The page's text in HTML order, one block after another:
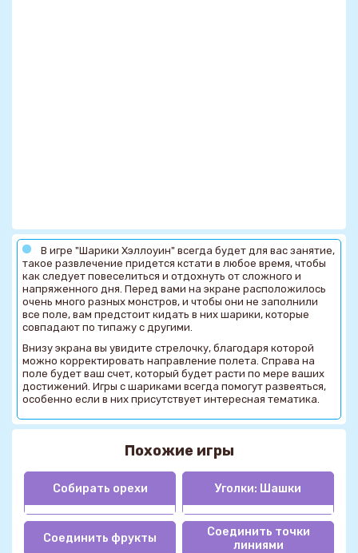
В игре "Шарики Хэллоуин" всегда будет для вас занятие,
такое развлечение придется кстати в любое время, чтобы
как следует повеселиться и отдохнуть от сложного и
напряженного дня. Перед вами на экране расположилось
очень много разных монстров, и чтобы они не заполнили
все поле, вам предстоит кидать в них шарики, которые
совпадают по типажу с другими.
Внизу экрана вы увидите стрелочку, благодаря которой
можно корректировать направление полета. Справа на
поле будет ваш счет, который будет расти по мере ваших
достижений. Игры с шариками всегда помогут развеяться,
особенно если в них присутствует интересная тематика.
Похожие игры
Собирать орехи Уголки: Шашки
Соединить фрукты
Соединить точки
линиями